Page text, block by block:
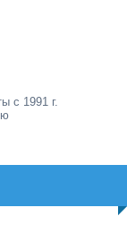
с 1991 г.